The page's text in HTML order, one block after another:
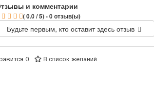
и комментарии
( 0.0 / 5) - 0 отзыв(ы)
Будьте первым, кто оставит здесь отзыв
0 В список желаний